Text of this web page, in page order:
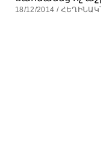
18/12/2014 / ՀԵՂԻՆԱԿ՝